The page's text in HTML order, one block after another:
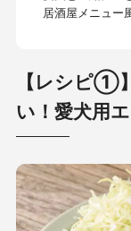
居酒屋メニュー
【レシピ①
い！愛犬用